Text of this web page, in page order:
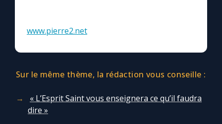
www.pierre2.net
Sur le même thème, la rédaction vous conseille :
« L’Esprit Saint vous enseignera ce qu’il faudra
dire »